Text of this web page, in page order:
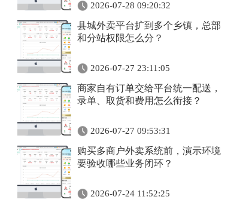
2026-07-28 09:20:32
县城外卖平台扩到多个乡镇，总部
和分站权限怎么分？
2026-07-27 23:11:05
商家自有订单交给平台统一配送，
录单、取货和费用怎么衔接？
2026-07-27 09:53:31
购买多商户外卖系统前，演示环境
要验收哪些业务闭环？
2026-07-24 11:52:25